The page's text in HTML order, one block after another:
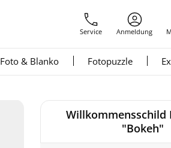
Service Anmeldung
Foto & Blanko Fotopuzzle
Willkommensschild
"Bokeh"